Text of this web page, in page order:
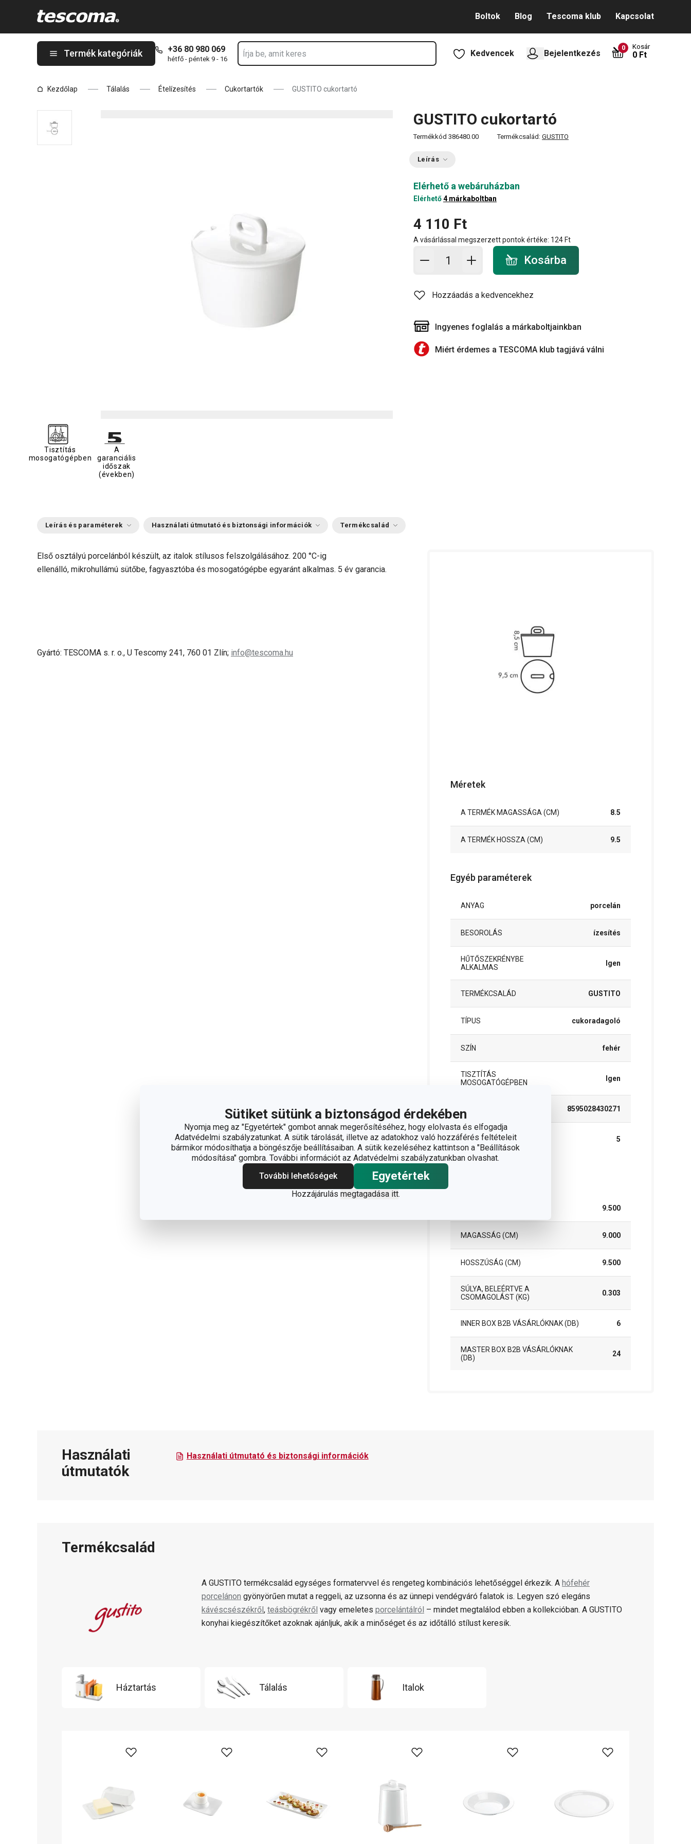
Sütiket sütünk a biztonságod érdekében
Nyomja meg az "Egyetértek" gombot annak megerősítéséhez, hogy elolvasta és elfogadja
Adatvédelmi szabályzatunkat. A sütik tárolását, illetve az adatokhoz való hozzáférés feltételeit
bármikor módosíthatja a böngészője beállításaiban. A sütik kezeléséhez kattintson a "Beállítások
módosítása" gombra. További információt az Adatvédelmi szabályzatunkban olvashat.
További lehetőségek
Egyetértek
Hozzájárulás megtagadása itt.
Boltok Blog Tescoma klub Kapcsolat
Termék kategóriák +36 80 980 069
hétfő - péntek 9 - 16
Kedvencek Bejelentkezés
0 Kosár
0 Ft
Kezdőlap Tálalás Ételízesítés Cukortartók GUSTITO cukortartó
GUSTITO cukortartó
Termékkód 386480.00 Termékcsalád: GUSTITO
Leírás
Elérhető a webáruházban
Elérhető4 márkaboltban
4 110 Ft
A vásárlással megszerzett pontok értéke: 124 Ft
Kosárba - mennyiség
Kosárba
Hozzáadás a kedvencekhez
Ingyenes foglalás a márkaboltjainkban
Miért érdemes a TESCOMA klub tagjává válni
Tisztítás
mosogatógépben
A
garanciális
időszak
(években)
Leírás és paraméterek Használati útmutató és biztonsági információk Termékcsalád
Első osztályú porcelánból készült, az italok stílusos felszolgálásához. 200 °C-ig
ellenálló, mikrohullámú sütőbe, fagyasztóba és mosogatógépbe egyaránt alkalmas. 5 év garancia.
Gyártó: TESCOMA s. r. o., U Tescomy 241, 760 01 Zlín; info@tescoma.hu
Méretek
A TERMÉK MAGASSÁGA (CM) 8.5
A TERMÉK HOSSZA (CM) 9.5
Egyéb paraméterek
ANYAG porcelán
BESOROLÁS ízesítés
HŰTŐSZEKRÉNYBE
ALKALMAS
Igen
TERMÉKCSALÁD GUSTITO
TÍPUS cukoradagoló
SZÍN fehér
TISZTÍTÁS
MOSOGATÓGÉPBEN
Igen
8595028430271
A GARANCIÁLIS IDŐSZAK
(ÉVEKBEN)
5
9.500
MAGASSÁG (CM) 9.000
HOSSZÚSÁG (CM) 9.500
SÚLYA, BELEÉRTVE A
CSOMAGOLÁST (KG)
0.303
INNER BOX B2B VÁSÁRLÓKNAK (DB) 6
MASTER BOX B2B VÁSÁRLÓKNAK
(DB)
24
Használati
útmutatók
Használati útmutató és biztonsági információk
Termékcsalád
A GUSTITO termékcsalád egységes formatervvel és rengeteg kombinációs lehetőséggel érkezik. A hófehér
porcelánon gyönyörűen mutat a reggeli, az uzsonna és az ünnepi vendégváró falatok is. Legyen szó elegáns
kávéscsészékről, teásbögrékről vagy emeletes porcelántálról – mindet megtalálod ebben a kollekcióban. A GUSTITO
konyhai kiegészítőket azoknak ajánljuk, akik a minőséget és az időtálló stílust keresik.
Háztartás Tálalás Italok